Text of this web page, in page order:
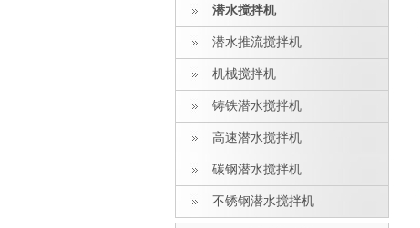
潜水搅拌机
潜水推流搅拌机
机械搅拌机
铸铁潜水搅拌机
高速潜水搅拌机
碳钢潜水搅拌机
不锈钢潜水搅拌机